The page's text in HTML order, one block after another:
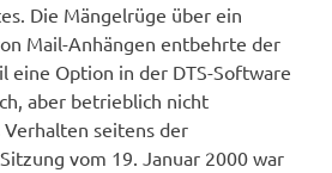
Die Mängelrüge über ein
Mail-Anhängen entbehrte der
eine Option in der DTS-Software
aber betrieblich nicht
Verhalten seitens der
vom 19. Januar 2000 war